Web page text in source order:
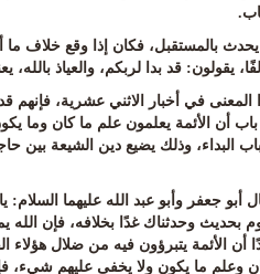
.
بالمستقبل، فكان إذا وقع خلاف ما
قد بدا لربكم، والعياذ بالله،
المعنى في أخبار الاثني عشرية، فإنهم
أن الأئمة يعلمون علم ما كان وما
باب البداء، وذلك يضيع دين الشيعة بين
جعفر وأبو عبد الله عليهما السلام:
بحديث وحدثناك غدًا بخلافه، فإن الله
الأئمة يتبرؤون فيه من ضلال هؤلاء
وعلم ما يكون ولا يخفى عليهم شيء،